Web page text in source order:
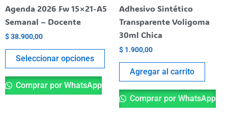
Agenda 2026 Fw 15×21-A5
Semanal – Docente
$38.900,00
Seleccionar opciones
elegir
página
producto
Comprar por WhatsApp
Adhesivo Sintético
Transparente Voligoma
30ml Chica
$ 1.900,00
Agregar al carrito
Comprar por WhatsApp